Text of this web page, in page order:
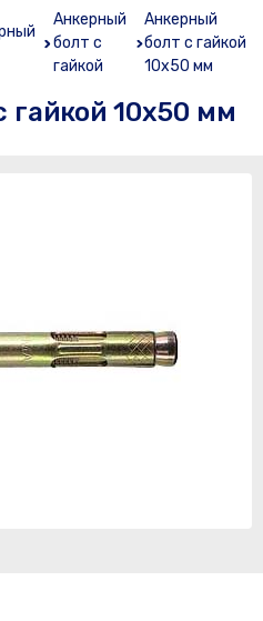
Анкерный
болт с
гайкой
Анкерный
болт с гайкой
10х50 мм
10х50 мм